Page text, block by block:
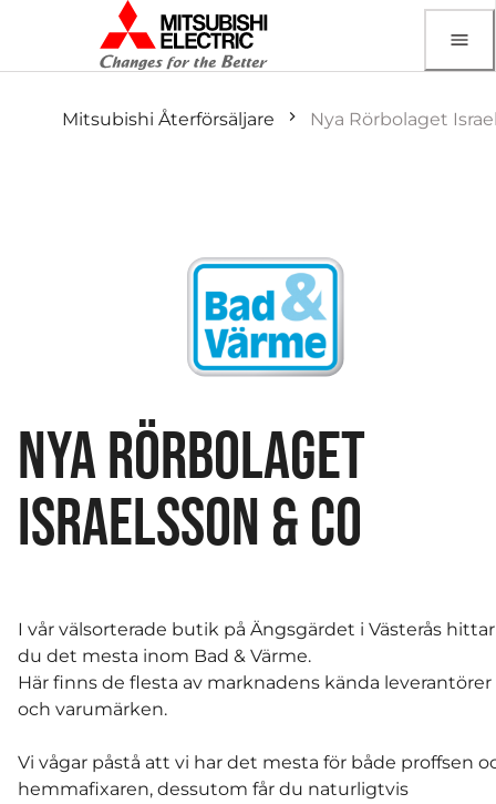
Mitsubishi Återförsäljare Nya Rörbolaget
NYA RÖRBOLAGET
ISRAELSSON & CO
I vår välsorterade butik på Ängsgärdet i Västerås hittar
du det mesta inom Bad & Värme.
Här finns de flesta av marknadens kända leverantörer
och varumärken.
Vi vågar påstå att vi har det mesta för både proffsen
hemmafixaren, dessutom får du naturligtvis